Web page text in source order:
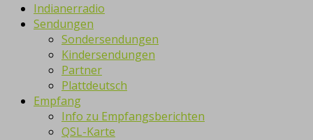
Indianerradio
Sendungen
Sondersendungen
Kindersendungen
Partner
Plattdeutsch
Empfang
Info zu Empfangsberichten
QSL-Karte